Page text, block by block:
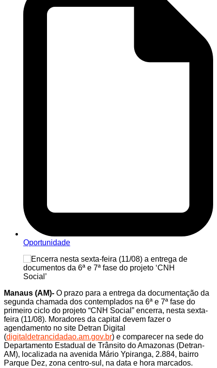
Oportunidade
Manaus (AM)- O prazo para a entrega da documentação da
segunda chamada dos contemplados na 6ª e 7ª fase do
primeiro ciclo do projeto “CNH Social” encerra, nesta sexta-
feira (11/08). Moradores da capital devem fazer o
agendamento no site Detran Digital
(digitaldetrancidadao.am.gov.br) e comparecer na sede do
Departamento Estadual de Trânsito do Amazonas (Detran-
AM), localizada na avenida Mário Ypiranga, 2.884, bairro
Parque Dez, zona centro-sul, na data e hora marcados.